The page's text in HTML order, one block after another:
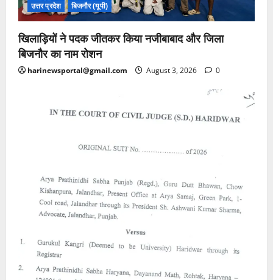
उत्तर प्रदेश बिजनौर (यूपी)
खिलाड़ियों ने पदक जीतकर किया नजीबाबाद और जिला
बिजनौर का नाम रोशन
harinewsportal@gmail.com August 3, 2026 0